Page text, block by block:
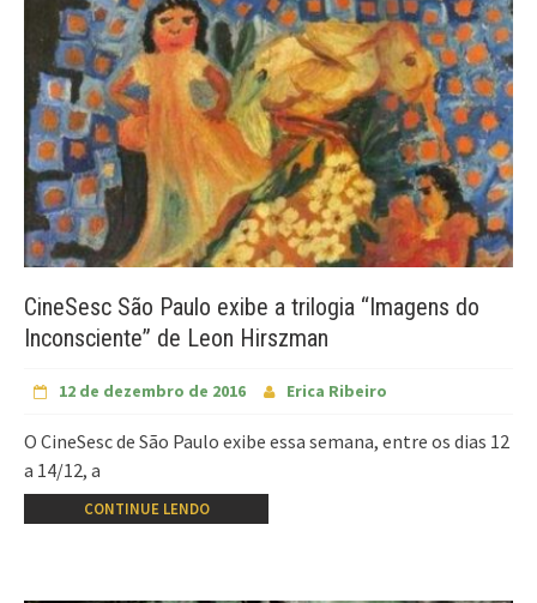
CineSesc São Paulo exibe a trilogia “Imagens do
Inconsciente” de Leon Hirszman
12 de dezembro de 2016 Erica Ribeiro
O CineSesc de São Paulo exibe essa semana, entre os dias 12
a 14/12, a
CONTINUE LENDO